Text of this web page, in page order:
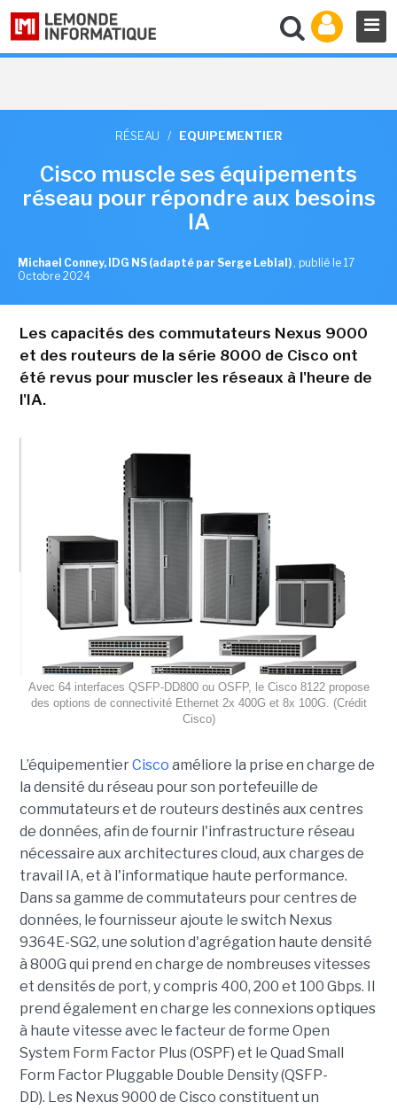
RÉSEAU / EQUIPEMENTIER
Cisco muscle ses équipements
réseau pour répondre aux besoins
IA
Michael Conney, IDG NS (adapté par Serge Leblal) , publié le 17
Octobre 2024
Les capacités des commutateurs Nexus 9000
et des routeurs de la série 8000 de Cisco ont
été revus pour muscler les réseaux à l'heure de
l'IA.
Avec 64 interfaces QSFP-DD800 ou OSFP, le Cisco 8122 propose
des options de connectivité Ethernet 2x 400G et 8x 100G. (Crédit
Cisco)
L’équipementierCisco améliore la prise en charge de
la densité du réseau pour son portefeuille de
commutateurs et de routeurs destinés aux centres
de données, afin de fournir l'infrastructure réseau
nécessaire aux architectures cloud, aux charges de
travail IA, et à l'informatique haute performance.
Dans sa gamme de commutateurs pour centres de
données, le fournisseur ajoute le switch Nexus
9364E-SG2, une solution d'agrégation haute densité
à 800G qui prend en charge de nombreuses vitesses
et densités de port, y compris 400, 200 et 100 Gbps. Il
prend également en charge les connexions optiques
à haute vitesse avec le facteur de forme Open
System Form Factor Plus (OSPF) et le Quad Small
Form Factor Pluggable Double Density (QSFP-
DD). Les Nexus 9000 de Cisco constituent un